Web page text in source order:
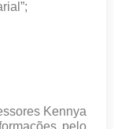
Kennya